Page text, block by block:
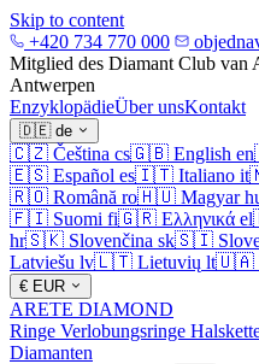
Skip to content
+420 734 770 000
Mitglied des Diamant Club van
Antwerpen
EnzyklopädieÜber unsKontakt
🇩🇪 de
🇨🇿 Čeština cs🇬🇧 English en
🇪🇸 Español es🇮🇹 Italiano it
🇷🇴 Română ro🇭🇺 Magyar
🇫🇮 Suomi fi🇬🇷 Ελληνικά el
hr🇸🇰 Slovenčina sk🇸🇮
Latviešu lv🇱🇹 Lietuvių lt🇺🇦
€ EUR
ARETE DIAMOND
Ringe Verlobungsringe
Diamanten